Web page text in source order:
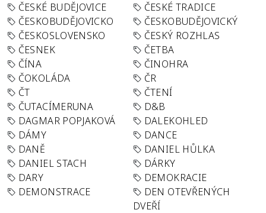
ČESKÉ BUDĚJOVICE
ČESKÉ TRADICE
ČESKOBUDĚJOVICKO
ČESKOBUDĚJOVICKÝ
ČESKOSLOVENSKO
ČESKÝ ROZHLAS
ČESNEK
ČETBA
ČÍNA
ČINOHRA
ČOKOLÁDA
ČR
ČT
ČTENÍ
ČUTACÍMERUNA
D&B
DAGMAR POPJAKOVÁ
DALEKOHLED
DÁMY
DANCE
DANĚ
DANIEL HŮLKA
DANIEL STACH
DÁRKY
DARY
DEMOKRACIE
DEMONSTRACE
DEN OTEVŘENÝCH
DVEŘÍ